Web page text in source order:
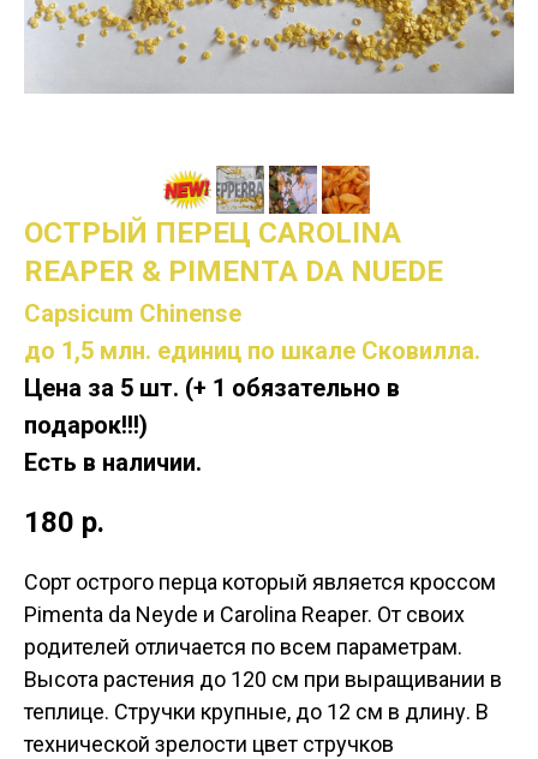
ОСТРЫЙ ПЕРЕЦ CAROLINA
REAPER & PIMENTA DA NUEDE
Capsicum Chinense
до 1,5 млн. единиц по шкале Сковилла.
Цена за 5 шт. (+ 1 обязательно в
подарок!!!)
Есть в наличии.
180 р.
Сорт острого перца который является кроссом
Pimenta da Neyde и Carolina Reaper. От своих
родителей отличается по всем параметрам.
Высота растения до 120 см при выращивании в
теплице. Стручки крупные, до 12 см в длину. В
технической зрелости цвет стручков